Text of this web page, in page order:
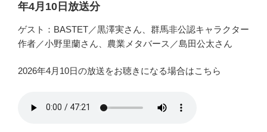
年4月10日放送分
ゲスト：BASTET／黒澤実さん、群馬非公認キャラクター
作者／小野里蘭さん、農業メタバース／島田公太さん
2026年4月10日の放送をお聴きになる場合はこちら